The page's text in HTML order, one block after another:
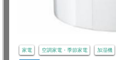
家電 空調家電・季節家電 加湿機